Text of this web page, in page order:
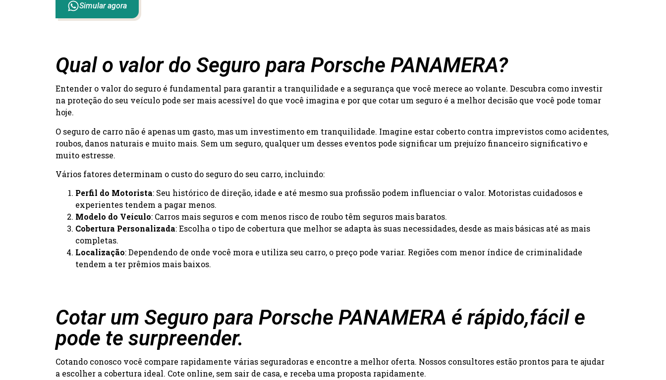
Simular agora
Qual o valor do Seguro para Porsche PANAMERA?
Entender o valor do seguro é fundamental para garantir a tranquilidade e a segurança que você merece ao volante. Descubra como investir
na proteção do seu veículo pode ser mais acessível do que você imagina e por que cotar um seguro é a melhor decisão que você pode tomar
hoje.
O seguro de carro não é apenas um gasto, mas um investimento em tranquilidade. Imagine estar coberto contra imprevistos como acidentes,
roubos, danos naturais e muito mais. Sem um seguro, qualquer um desses eventos pode significar um prejuízo financeiro significativo e
muito estresse.
Vários fatores determinam o custo do seguro do seu carro, incluindo:
Perfil do Motorista: Seu histórico de direção, idade e até mesmo sua profissão podem influenciar o valor. Motoristas cuidadosos e
experientes tendem a pagar menos.
Modelo do Veículo: Carros mais seguros e com menos risco de roubo têm seguros mais baratos.
Cobertura Personalizada: Escolha o tipo de cobertura que melhor se adapta às suas necessidades, desde as mais básicas até as mais
completas.
Localização: Dependendo de onde você mora e utiliza seu carro, o preço pode variar. Regiões com menor índice de criminalidade
tendem a ter prêmios mais baixos.
Cotar um Seguro para Porsche PANAMERA é rápido,fácil e
pode te surpreender.
Cotando conosco você compare rapidamente várias seguradoras e encontre a melhor oferta. Nossos consultores estão prontos para te ajudar
a escolher a cobertura ideal. Cote online, sem sair de casa, e receba uma proposta rapidamente.